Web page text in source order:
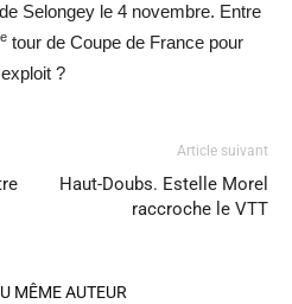
Selongey le 4 novembre. Entre
e tour de Coupe de France pour
?
Article suivant
Haut-Doubs. Estelle Morel
raccroche le VTT
MÊME AUTEUR